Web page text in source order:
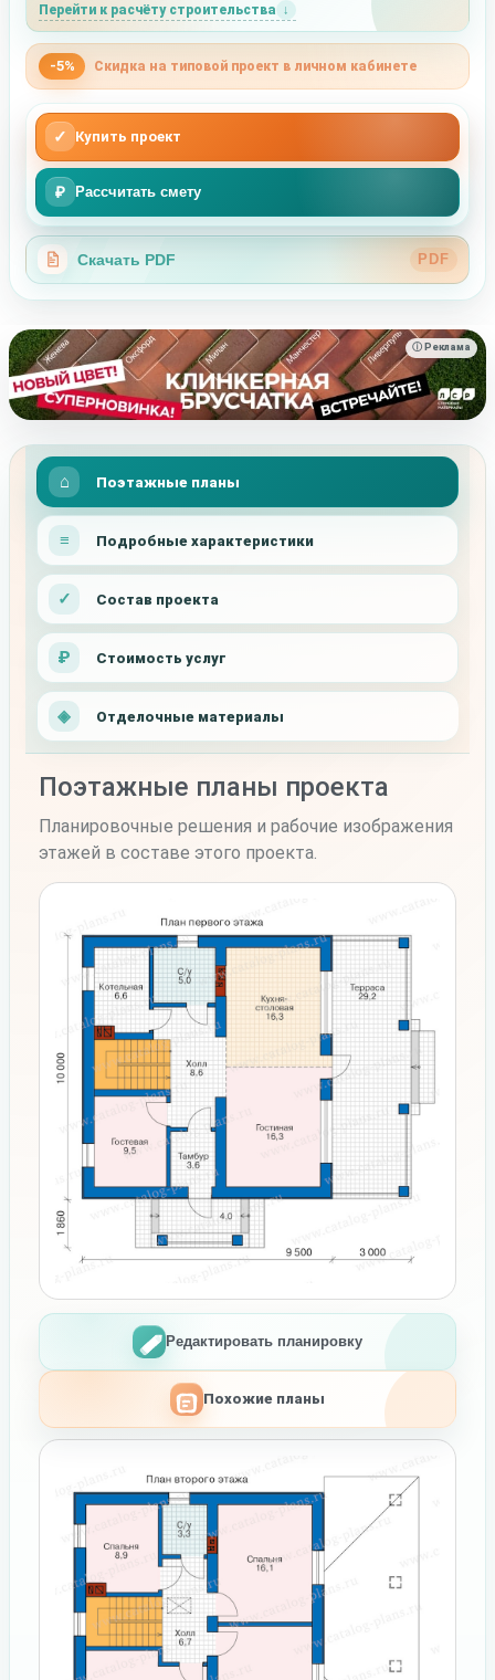
Перейти к расчёту строительства
-5% Скидка на типовой проект в личном кабинете
✓ Купить проект
₽ Рассчитать смету
Скачать PDF PDF
ⓘ Реклама
Поэтажные планы
Подробные характеристики
Состав проекта
Стоимость услуг
Отделочные материалы
Поэтажные планы проекта
Планировочные решения и рабочие изображения
этажей в составе этого проекта.
Редактировать планировку
Похожие планы